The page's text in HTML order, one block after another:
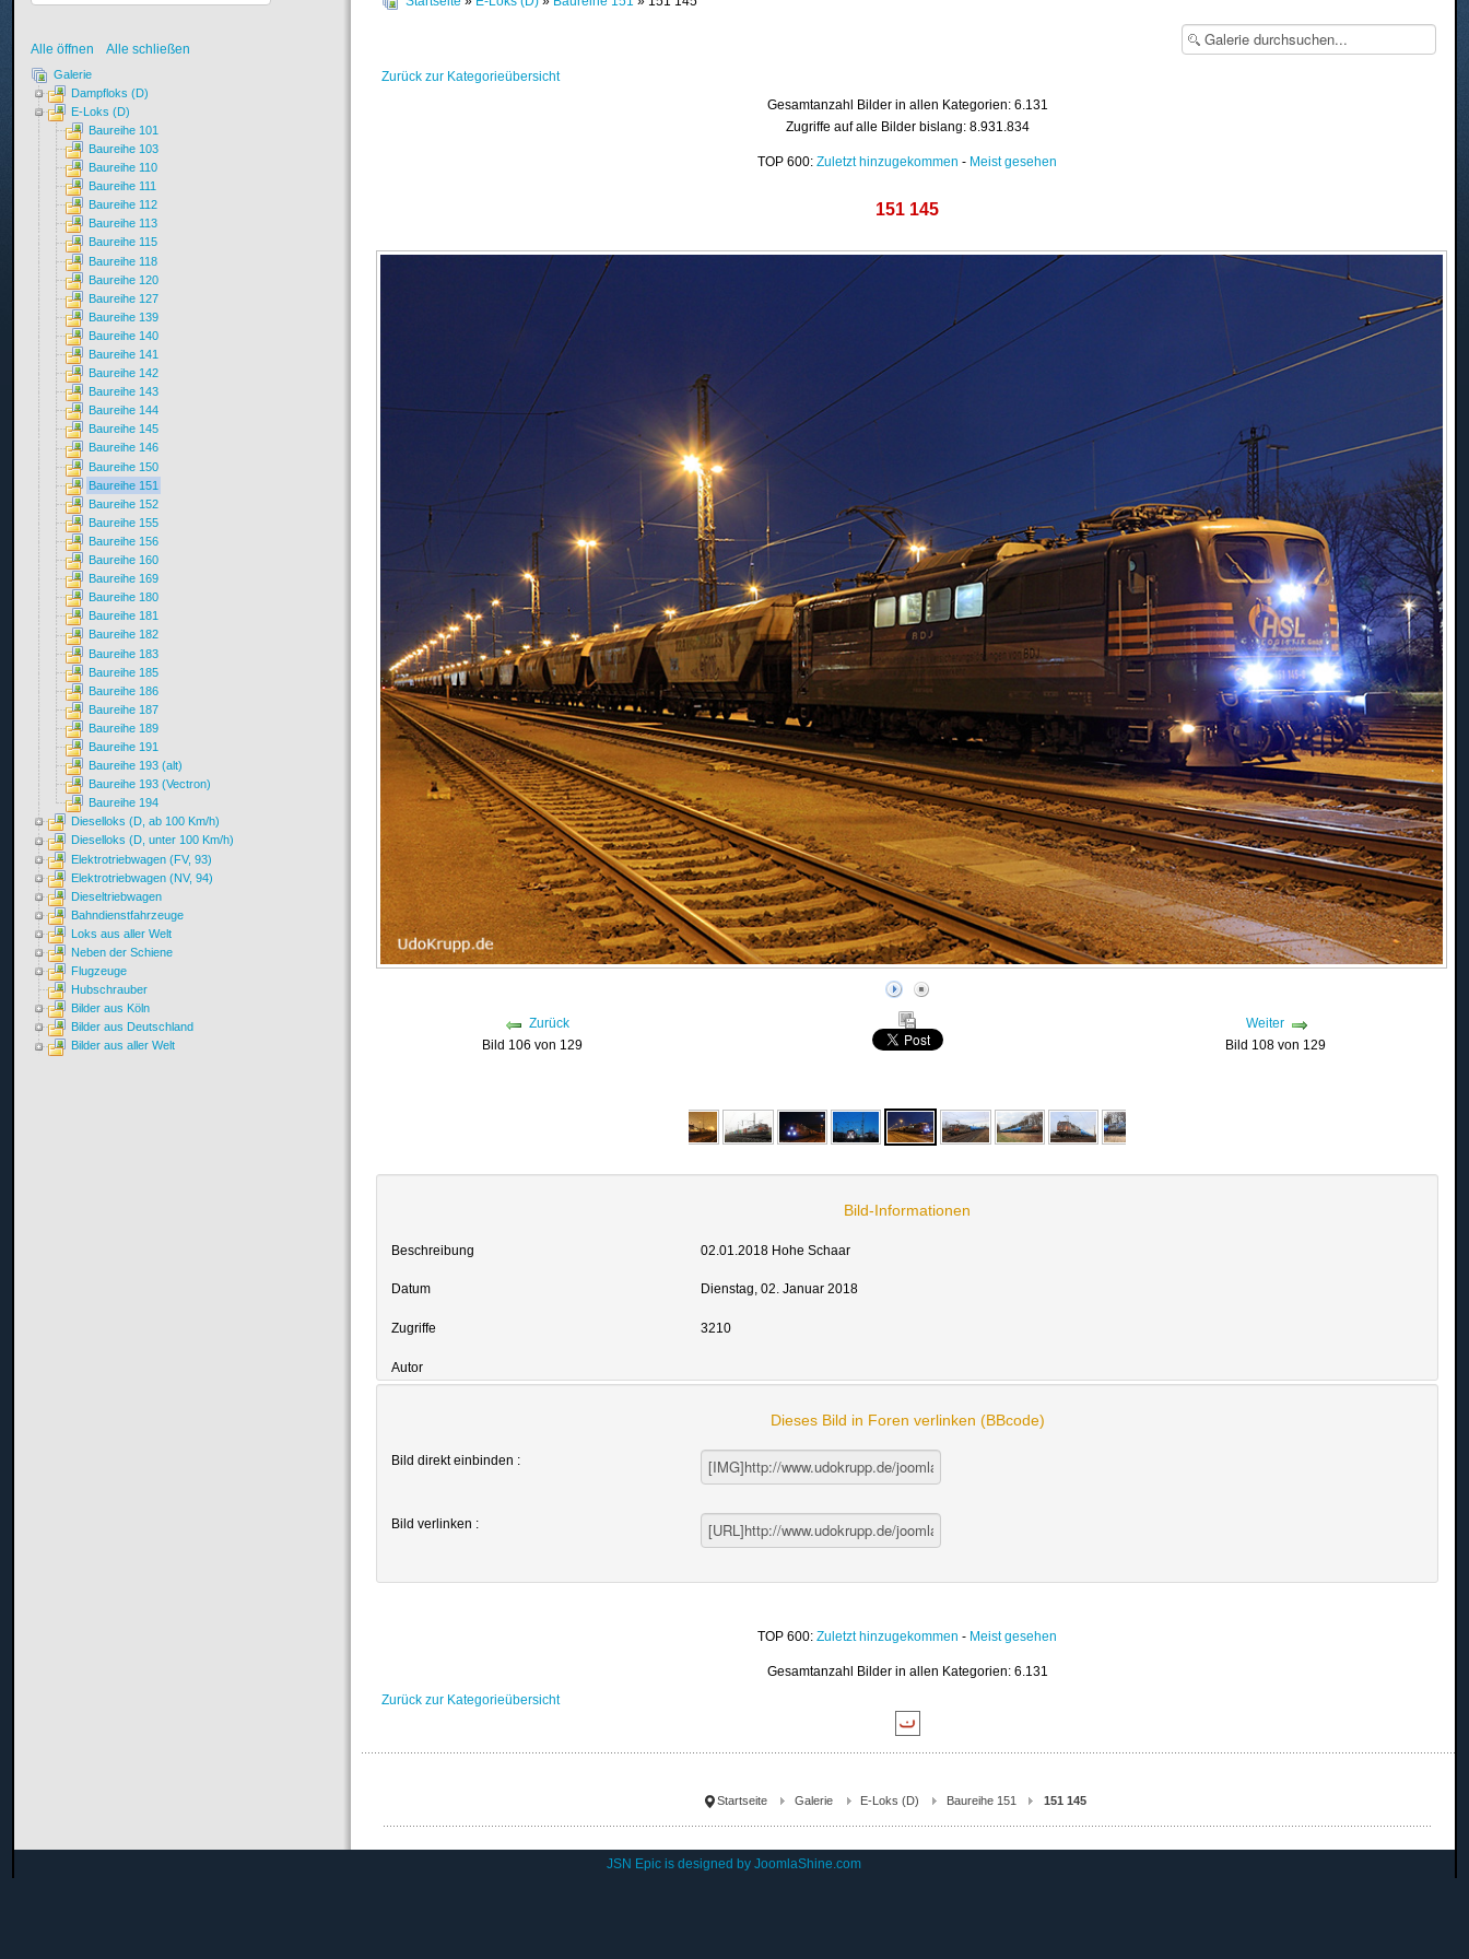
Zurück zur Kategorieübersicht
Gesamtanzahl Bilder in allen Kategorien: 6.131
Zugriffe auf alle Bilder bislang: 8.931.834
TOP 600:Zuletzt hinzugekommen - Meist gesehen
151 145
Zurück
Bild 106 von 129
Weiter
Bild 108 von 129
Bild-Informationen
Beschreibung 02.01.2018 Hohe Schaar
Datum Dienstag, 02. Januar 2018
Zugriffe 3210
Autor
Dieses Bild in Foren verlinken (BBcode)
Bild direkt einbinden :
Bild verlinken :
TOP 600:Zuletzt hinzugekommen - Meist gesehen
Gesamtanzahl Bilder in allen Kategorien: 6.131
Zurück zur Kategorieübersicht
Startseite Galerie E-Loks (D) Baureihe 151 151 145
Alle öffnen Alle schließen
Galerie
Dampfloks (D)
E-Loks (D)
Baureihe 101
Baureihe 103
Baureihe 110
Baureihe 111
Baureihe 112
Baureihe 113
Baureihe 115
Baureihe 118
Baureihe 120
Baureihe 127
Baureihe 139
Baureihe 140
Baureihe 141
Baureihe 142
Baureihe 143
Baureihe 144
Baureihe 145
Baureihe 146
Baureihe 150
Baureihe 151
Baureihe 152
Baureihe 155
Baureihe 156
Baureihe 160
Baureihe 169
Baureihe 180
Baureihe 181
Baureihe 182
Baureihe 183
Baureihe 185
Baureihe 186
Baureihe 187
Baureihe 189
Baureihe 191
Baureihe 193 (alt)
Baureihe 193 (Vectron)
Baureihe 194
Dieselloks (D, ab 100 Km/h)
Dieselloks (D, unter 100 Km/h)
Elektrotriebwagen (FV, 93)
Elektrotriebwagen (NV, 94)
Dieseltriebwagen
Bahndienstfahrzeuge
Loks aus aller Welt
Neben der Schiene
Flugzeuge
Hubschrauber
Bilder aus Köln
Bilder aus Deutschland
Bilder aus aller Welt
JSN Epic is designed byJoomlaShine.com